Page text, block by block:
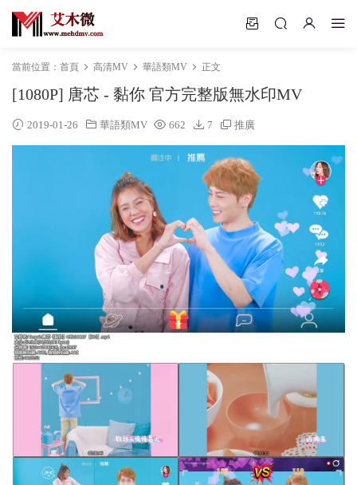
當前位置： 首頁 高清MV 華語類MV 正文
[1080P] 唐芯 - 黏你 官方完整版無水印MV
2019-01-26 華語類MV 662 7 推廣